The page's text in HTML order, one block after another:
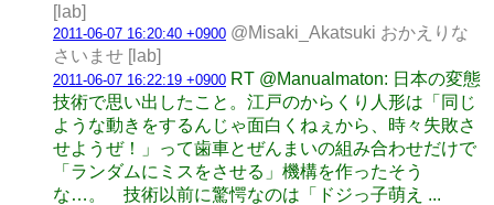
[lab]
2011-06-07 16:20:40 +0900 @Misaki_Akatsuki おかえりな
さいませ [lab]
2011-06-07 16:22:19 +0900 RT @Manualmaton: 日本の変態
技術で思い出したこと。江戸のからくり人形は「同じ
ような動きをするんじゃ面白くねぇから、時々失敗さ
せようぜ！」って歯車とぜんまいの組み合わせだけで
「ランダムにミスをさせる」機構を作ったそう
な…。 技術以前に驚愕なのは「ドジっ子萌え ...